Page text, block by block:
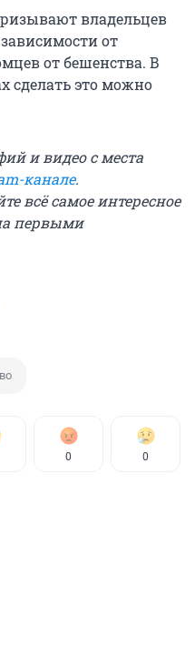
владельцев
от
от бешенства. В
сделать это можно
и видео с места
канале.
всё самое интересное
первыми
0 0